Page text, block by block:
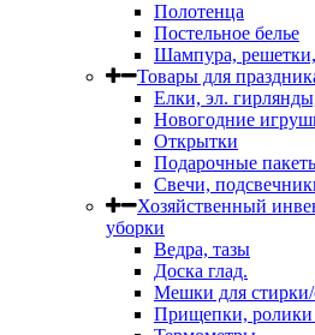
Полотенца
Постельное белье
Шампура,
Товары для
Елки, эл.
Новогодние
Открытки
Подарочные
Свечи,
Хозяйственный
уборки
Ведра, тазы
Доска глад.
Мешки для стирки/
Прищепки,